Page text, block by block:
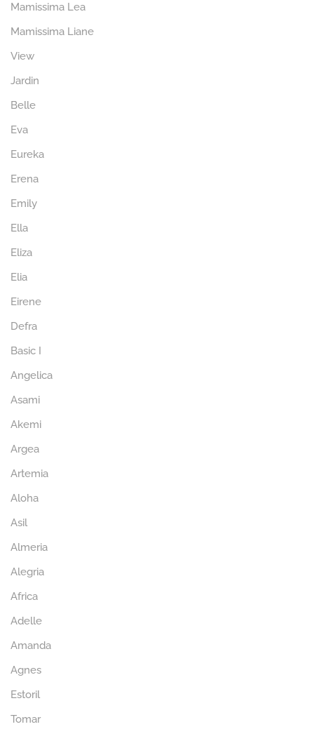
Mamissima Lea
Mamissima Liane
View
Jardin
Belle
Eva
Eureka
Erena
Emily
Ella
Eliza
Elia
Eirene
Defra
Basic I
Angelica
Asami
Akemi
Argea
Artemia
Aloha
Asil
Almeria
Alegria
Africa
Adelle
Amanda
Agnes
Estoril
Tomar